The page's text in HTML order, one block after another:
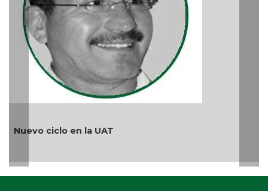
Ago 05, 2026 / 9:42 AM